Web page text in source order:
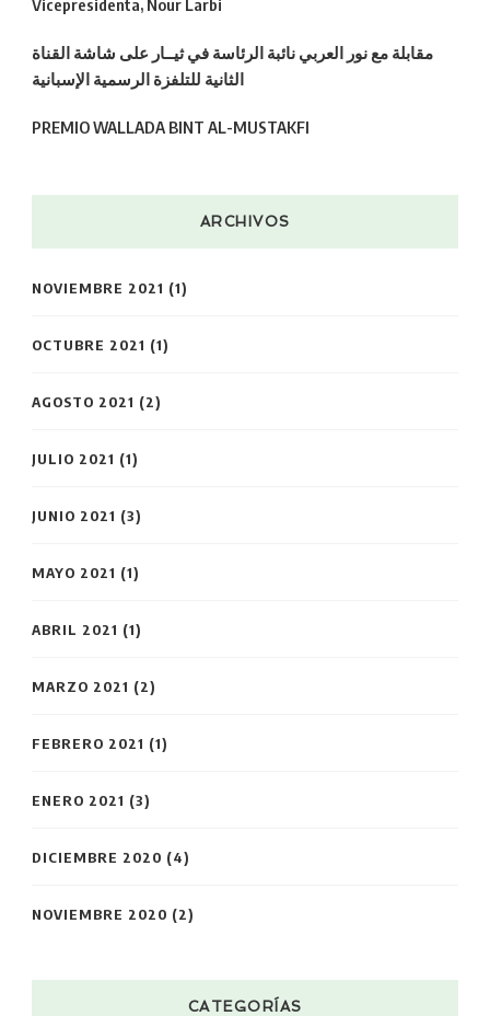
مقابلة مع نور العربي نائبة الرئاسة في ثيــار على شاشة القناة
الثانية للتلفزة الرسمية الإسبانية
PREMIO WALLADA BINT AL-MUSTAKFI
ARCHIVOS
NOVIEMBRE 2021 (1)
OCTUBRE 2021 (1)
AGOSTO 2021 (2)
JULIO 2021 (1)
JUNIO 2021 (3)
MAYO 2021 (1)
ABRIL 2021 (1)
MARZO 2021 (2)
FEBRERO 2021 (1)
ENERO 2021 (3)
DICIEMBRE 2020 (4)
NOVIEMBRE 2020 (2)
CATEGORÍAS